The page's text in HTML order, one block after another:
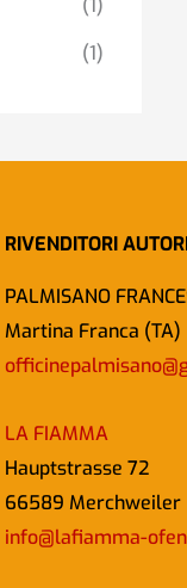
(1)
(1)
RIVENDITORI
PALMISANO
Martina Franca (TA)
LA FIAMMA
Hauptstrasse 72
66589 Merchweiler
info@lafiamma-